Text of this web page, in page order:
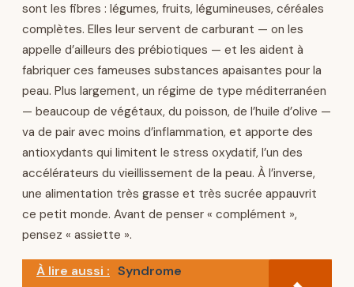
sont les fibres : légumes, fruits, légumineuses, céréales
complètes. Elles leur servent de carburant — on les
appelle d’ailleurs des prébiotiques — et les aident à
fabriquer ces fameuses substances apaisantes pour la
peau. Plus largement, un régime de type méditerranéen
— beaucoup de végétaux, du poisson, de l’huile d’olive —
va de pair avec moins d’inflammation, et apporte des
antioxydants qui limitent le stress oxydatif, l’un des
accélérateurs du vieillissement de la peau. À l’inverse,
une alimentation très grasse et très sucrée appauvrit
ce petit monde. Avant de penser « complément »,
pensez « assiette ».
À lire aussi : Syndrome